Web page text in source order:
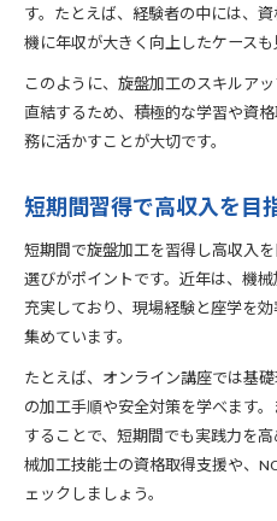
す。たとえば、経験者の中には、
機に年収が大きく向上したケースも
このように、旋盤加工のスキルア
直結するため、積極的な学習や資
務に活かすことが大切です。
短期間習得で高収入を目
短期間で旋盤加工を習得し高収入
選びがポイントです。近年は、機
充実しており、現場経験と座学を
集めています。
たとえば、オンライン講座では基
の加工手順や安全対策を学べます
することで、短期間でも実践力を
械加工技能士の資格取得支援や、
ェックしましょう。